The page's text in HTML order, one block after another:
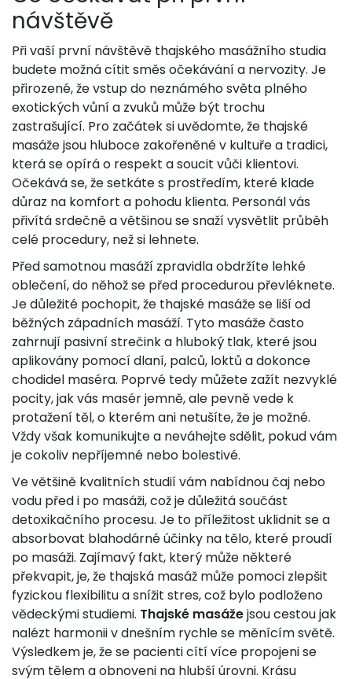
návštěvě
Při vaší první návštěvě thajského masážního studia
budete možná cítit směs očekávání a nervozity. Je
přirozené, že vstup do neznámého světa plného
exotických vůní a zvuků může být trochu
zastrašující. Pro začátek si uvědomte, že thajské
masáže jsou hluboce zakořeněné v kultuře a tradici,
která se opírá o respekt a soucit vůči klientovi.
Očekává se, že setkáte s prostředím, které klade
důraz na komfort a pohodu klienta. Personál vás
přivítá srdečně a většinou se snaží vysvětlit průběh
celé procedury, než si lehnete.
Před samotnou masáží zpravidla obdržíte lehké
oblečení, do něhož se před procedurou převléknete.
Je důležité pochopit, že thajské masáže se liší od
běžných západních masáží. Tyto masáže často
zahrnují pasivní strečink a hluboký tlak, které jsou
aplikovány pomocí dlaní, palců, loktů a dokonce
chodidel maséra. Poprvé tedy můžete zažít nezvyklé
pocity, jak vás masér jemně, ale pevně vede k
protažení těl, o kterém ani netušíte, že je možné.
Vždy však komunikujte a neváhejte sdělit, pokud vám
je cokoliv nepříjemné nebo bolestivé.
Ve většině kvalitních studií vám nabídnou čaj nebo
vodu před i po masáži, což je důležitá součást
detoxikačního procesu. Je to příležitost uklidnit se a
absorbovat blahodárné účinky na tělo, které proudí
po masáži. Zajímavý fakt, který může některé
překvapit, je, že thajská masáž může pomoci zlepšit
fyzickou flexibilitu a snížit stres, což bylo podloženo
vědeckými studiemi. Thajské masážejsou cestou jak
nalézt harmonii v dnešním rychle se měnícím světě.
Výsledkem je, že se pacienti cítí více propojeni se
svým tělem a obnoveni na hlubší úrovni. Krásu